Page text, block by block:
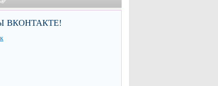
ВКОНТАКТЕ!